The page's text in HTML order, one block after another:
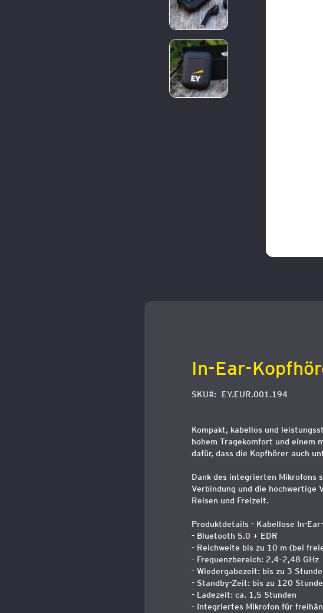
In-Ear-
SKU EY.EUR.001.194
Kompakt, kabellos und
hohem Tragekomfort und einem
dafür, dass die Kopfhörer auch
Dank des integrierten Mikrofons
Verbindung und die hochwertige
Reisen und Freizeit.
Produktdetails - Kabellose In-
- Bluetooth 5.0 + EDR
- Reichweite bis zu 10 m (bei
- Frequenzbereich: 2,4–2,48 GHz
- Wiedergabezeit: bis zu 3
- Standby-Zeit: bis zu 120
- Ladezeit: ca. 1,5 Stunden
- Integriertes Mikrofon für